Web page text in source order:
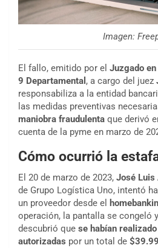
Imagen:
El fallo, emitido por el Juzgado
9 Departamental , a cargo del juez
responsabiliza a la entidad
las medidas preventivas
maniobra fraudulenta que derivó
cuenta de la pyme en marzo de
Cómo ocurrió la
El 20 de marzo de 2023, José Luis
de Grupo Logística Uno, intentó
un proveedor desde el
operación, la pantalla se congeló
descubrió que se habían
autorizadas por un total de